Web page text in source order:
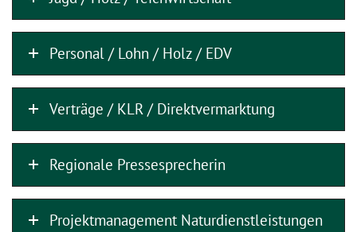
Personal / Lohn / Holz / EDV
Verträge / KLR / Direktvermarktung
Regionale Pressesprecherin
Projektmanagement Naturdienstleistungen